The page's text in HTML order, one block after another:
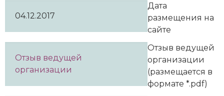
04.12.2017
Дата
размещения на
сайте
Отзыв ведущей
организации
Отзыв ведущей
организации
(размещается в
формате *.pdf)